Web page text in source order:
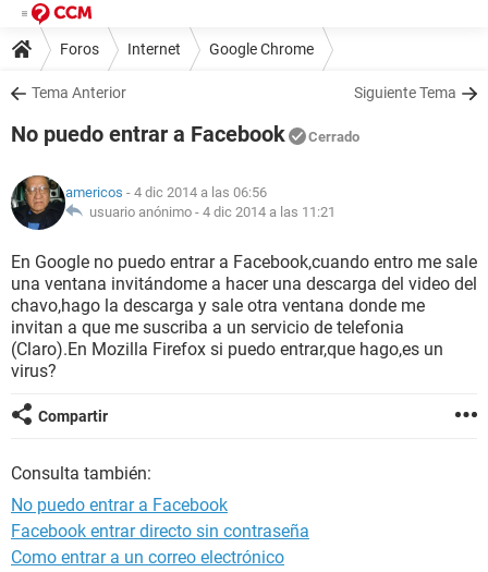
Foros Internet Google Chrome
Tema Anterior Siguiente Tema
No puedo entrar a Facebook Cerrado
americos - 4 dic 2014 a las 06:56
usuario anónimo - 4 dic 2014 a las 11:21
En Google no puedo entrar a Facebook,cuando entro me sale
una ventana invitándome a hacer una descarga del video del
chavo,hago la descarga y sale otra ventana donde me
invitan a que me suscriba a un servicio de telefonia
(Claro).En Mozilla Firefox si puedo entrar,que hago,es un
virus?
Compartir
Consulta también:
No puedo entrar a Facebook
Facebook entrar directo sin contraseña
Como entrar a un correo electrónico